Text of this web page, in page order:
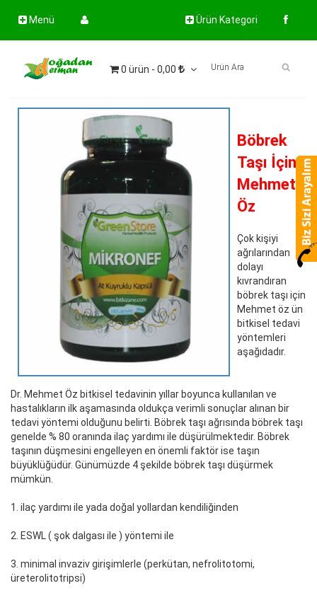
Menü Ürün Kategori
0 ürün - 0,00
Böbrek
Taşı İçin
Mehmet
Öz
Çok kişiyi
ağrılarından
dolayı
kıvrandıran
böbrek taşı için
Mehmet öz ün
bitkisel tedavi
yöntemleri
aşağıdadır.
Dr. Mehmet Öz bitkisel tedavinin yıllar boyunca kullanılan ve
hastalıkların ilk aşamasında oldukça verimli sonuçlar alınan bir
tedavi yöntemi olduğunu belirti. Böbrek taşı ağrısında böbrek taşı
genelde % 80 oranında ilaç yardımı ile düşürülmektedir. Böbrek
taşının düşmesini engelleyen en önemli faktör ise taşın
büyüklüğüdür. Günümüzde 4 şekilde böbrek taşı düşürmek
mümkün.
1. ilaç yardımı ile yada doğal yollardan kendiliğinden
2. ESWL ( şok dalgası ile ) yöntemi ile
3. minimal invaziv girişimlerle (perkütan, nefrolitotomi,
üreterolitotripsi)